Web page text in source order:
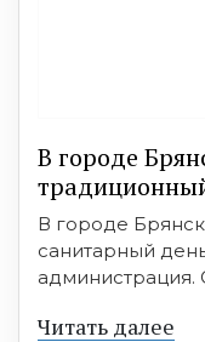
В городе
В городе
санитарный
администрация.
Читать далее